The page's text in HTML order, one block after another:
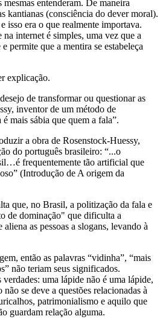
entenderam. De maneira
kantianas (consciência do dever moral).
isso era o que realmente importava.
internet é simples, uma vez que a
permite que a mentira se estabeleça
explicação.
de transformar ou questionar as
inventor de um método de
mais sábia que quem a fala”.
a obra de Rosenstock-Huessy,
do português brasileiro: “...o
frequentemente tão artificial que
(Introdução de A origem da
que, no Brasil, a politização da fala e
de dominação" que dificulta a
as pessoas a slogans, levando à
então as palavras “vidinha”, “mais
não teriam seus significados.
verdades: uma lápide não é uma lápide,
se deve a questões relacionadas à
patrimonialismo e aquilo que
guardam relação alguma.